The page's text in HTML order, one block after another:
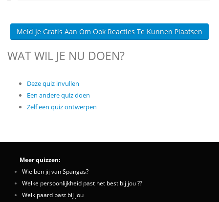
Meld Je Gratis Aan Om Ook Reacties Te Kunnen Plaatsen
WAT WIL JE NU DOEN?
Deze quiz invullen
Een andere quiz doen
Zelf een quiz ontwerpen
Meer quizzen:
Wie ben jij van Spangas?
Welke persoonlijkheid past het best bij jou ??
Welk paard past bij jou